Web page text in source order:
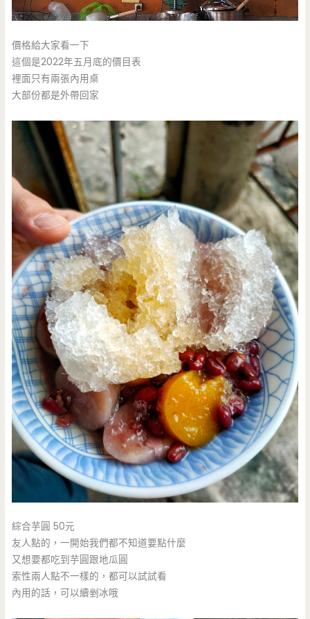
價格給大家看一下
這個是2022年五月底的價目表
裡面只有兩張內用桌
大部份都是外帶回家
綜合芋圓 50元
友人點的，一開始我們都不知道要點什麼
又想要都吃到芋圓跟地瓜圓
索性兩人點不一樣的，都可以試試看
內用的話，可以續剉冰哦